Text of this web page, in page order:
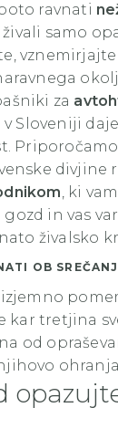
ravnati
samo
za
v Sloveniji
divjine
, ki
gozd in vas
živalsko
OB
izjemno
kar tretjina
od